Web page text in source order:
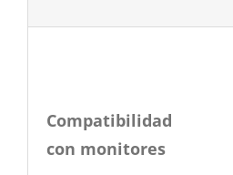
Compatibilidad
con monitores